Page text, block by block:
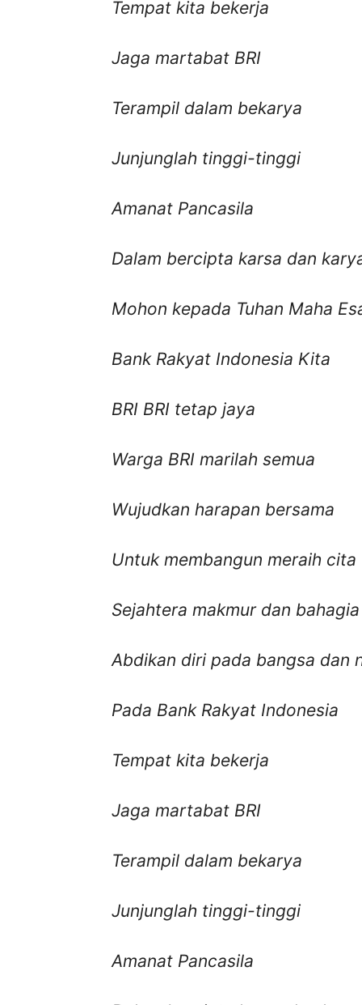
Tempat kita bekerja
Jaga martabat BRI
Terampil dalam bekarya
Junjunglah tinggi-tinggi
Amanat Pancasila
Dalam bercipta karsa dan
Mohon kepada Tuhan Maha
Bank Rakyat Indonesia Kita
BRI BRI tetap jaya
Warga BRI marilah semua
Wujudkan harapan bersama
Untuk membangun meraih cita
Sejahtera makmur dan bahagia
Abdikan diri pada bangsa dan
Pada Bank Rakyat Indonesia
Tempat kita bekerja
Jaga martabat BRI
Terampil dalam bekarya
Junjunglah tinggi-tinggi
Amanat Pancasila